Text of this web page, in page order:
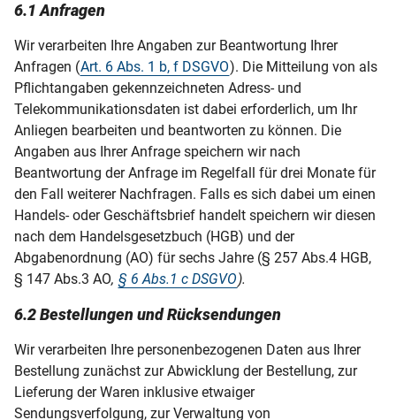
6.1 Anfragen
Wir verarbeiten Ihre Angaben zur Beantwortung Ihrer
Anfragen (Art. 6 Abs. 1 b, f DSGVO). Die Mitteilung von als
Pflichtangaben gekennzeichneten Adress- und
Telekommunikationsdaten ist dabei erforderlich, um Ihr
Anliegen bearbeiten und beantworten zu können. Die
Angaben aus Ihrer Anfrage speichern wir nach
Beantwortung der Anfrage im Regelfall für drei Monate für
den Fall weiterer Nachfragen. Falls es sich dabei um einen
Handels- oder Geschäftsbrief handelt speichern wir diesen
nach dem Handelsgesetzbuch (HGB) und der
Abgabenordnung (AO) für sechs Jahre (§ 257 Abs.4 HGB,
§ 147 Abs.3 AO, § 6 Abs.1 c DSGVO).
6.2 Bestellungen und Rücksendungen
Wir verarbeiten Ihre personenbezogenen Daten aus Ihrer
Bestellung zunächst zur Abwicklung der Bestellung, zur
Lieferung der Waren inklusive etwaiger
Sendungsverfolgung, zur Verwaltung von